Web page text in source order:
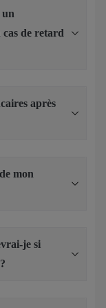
de retard
après
mon
je si